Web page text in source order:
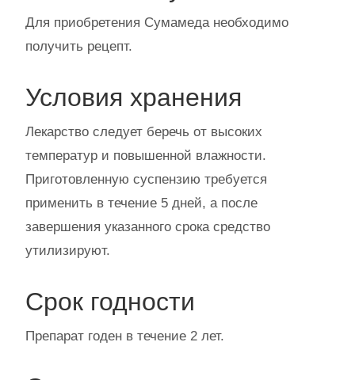
Для приобретения Сумамеда необходимо
получить рецепт.
Условия хранения
Лекарство следует беречь от высоких
температур и повышенной влажности.
Приготовленную суспензию требуется
применить в течение 5 дней, а после
завершения указанного срока средство
утилизируют.
Срок годности
Препарат годен в течение 2 лет.